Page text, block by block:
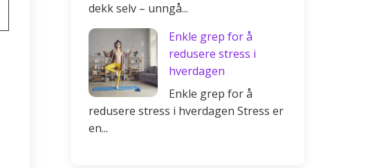
dekk selv – unngå...
Enkle grep for å
redusere stress i
hverdagen
Enkle grep for å
redusere stress i hverdagen Stress er
en...